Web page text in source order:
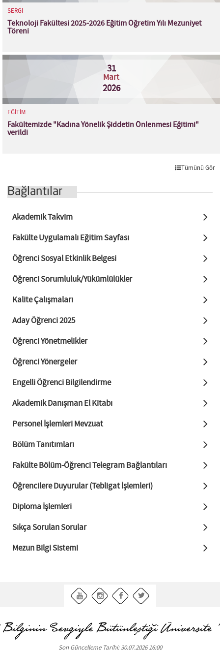
SERGİ
Teknoloji Fakültesi 2025-2026 Eğitim Öğretim Yılı Mezuniyet
Töreni
31
Mart
2026
EĞİTİM
Fakültemizde "Kadına Yönelik Şiddetin Önlenmesi Eğitimi"
verildi
Tümünü Gör
Bağlantılar
Akademik Takvim
Fakülte Uygulamalı Eğitim Sayfası
Öğrenci Sosyal Etkinlik Belgesi
Öğrenci Sorumluluk/Yükümlülükler
Kalite Çalışmaları
Aday Öğrenci 2025
Öğrenci Yönetmelikler
Öğrenci Yönergeler
Engelli Öğrenci Bilgilendirme
Akademik Danışman El Kitabı
Personel İşlemleri Mevzuat
Bölüm Tanıtımları
Fakülte Bölüm-Öğrenci Telegram Bağlantıları
Öğrencilere Duyurular (Tebligat İşlemleri)
Diploma İşlemleri
Sıkça Sorulan Sorular
Mezun Bilgi Sistemi
Son Güncelleme Tarihi: 30.07.2026 16:00